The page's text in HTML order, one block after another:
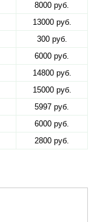
8000 руб.
13000 руб.
300 руб.
6000 руб.
14800 руб.
15000 руб.
5997 руб.
6000 руб.
2800 руб.